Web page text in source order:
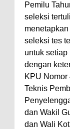
Pemilu
seleksi
seleksi tes
untuk setiap
dengan
KPU Nomor
Teknis
dan Wakil
dan Wali